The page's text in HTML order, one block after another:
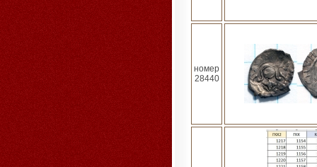
номер
28440